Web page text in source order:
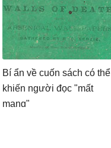
Bí ẩn về cuốn sách có thể
khiến người đọc "mất
mạng"